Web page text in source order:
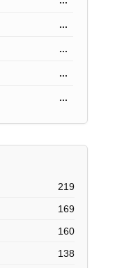
...
...
...
...
219
169
160
138